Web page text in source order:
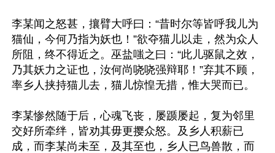
李某闻之怒甚，攘臂大呼曰：“昔时尔等皆呼我儿为
猫仙，今何乃指为妖也！”欲夺猫儿以走，然为众人
所阻，终不得近之。巫盐嗤之曰：“此儿驱鼠之效，
乃其妖力之证也，汝何尚哓哓强辩耶！”弃其不顾，
率乡人挟持猫儿去，猫儿惊惶无措，惟大哭而已。
李某惨然随于后，心魂飞丧，屡踬屡起，复为邻里
交好所牵绊，皆劝其毋更撄众怒。及乡人积薪已
成，而李某尚未至，及其至也，乡人已鸟兽散，而